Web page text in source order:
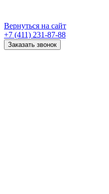
Вернуться на сайт
+7 (411) 231-87-88
Заказать звонок